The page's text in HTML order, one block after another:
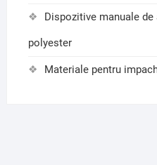
Dispozitive manuale
polyester
Materiale pentru